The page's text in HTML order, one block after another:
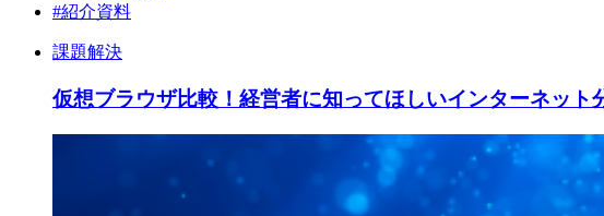
#紹介資料
課題解決
仮想ブラウザ比較！経営者に知ってほしいインターネット